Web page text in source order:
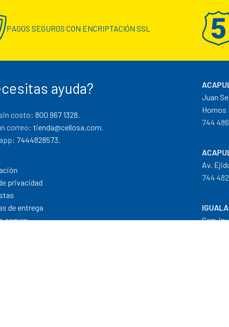
PAGOS SEGUROS CON ENCRIPTACIÓN SSL
ayuda?
costo:800 967 1328.
correo:tienda@cellosa.com
7444828573
privacidad
de entrega
segura
Juan
Hornos
744
Av.
744
Carr.